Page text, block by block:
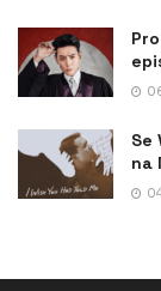
Se
na